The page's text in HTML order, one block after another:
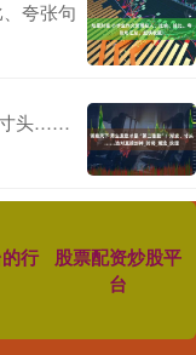
夸张句
寸头……
行
股票配资炒股平
台